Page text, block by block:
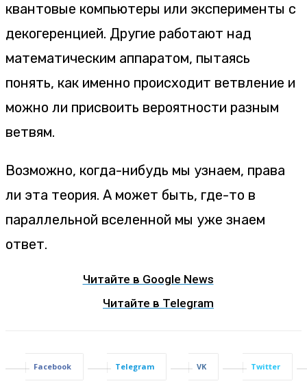
квантовые компьютеры или эксперименты с
декогеренцией. Другие работают над
математическим аппаратом, пытаясь
понять, как именно происходит ветвление и
можно ли присвоить вероятности разным
ветвям.
Возможно, когда-нибудь мы узнаем, права
ли эта теория. А может быть, где-то в
параллельной вселенной мы уже знаем
ответ.
Читайте в Google News
Читайте в Telegram
Facebook Telegram VK Twitter